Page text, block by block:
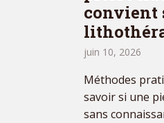
convient
juin 10, 2026
Méthodes
savoir si une
sans